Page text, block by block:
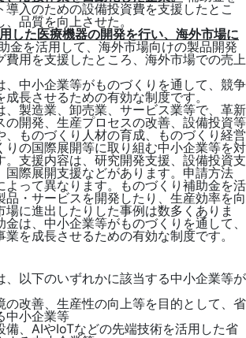
導入のための設備投資費を支援したとこ
、品質を向上させた。
した医療機器の開発を行い、海外市場に
金を活用して、海外市場向けの製品開発
費用を支援したところ、海外市場での売上
、中小企業等がものづくりを通して、競争
長させるための有効な制度です。
、製造業、卸売業、サービス業等で、革新
の開発、生産プロセスの改善、設備投資等
、ものづくり人材の育成、ものづくり経営
りの国際展開等に取り組む中小企業等を対
。支援内容は、研究開発支援、設備投資支
国際展開支援などがあります。申請方法
よって異なります。ものづくり補助金を活
品・サービスを開発したり、生産効率を向
場に進出したりした事例は数多くありま
は、中小企業等がものづくりを通して、
を成長させるための有効な制度です。
、以下のいずれかに該当する中小企業等が
の改善、生産性の向上等を目的として、省
中小企業等
備、AIやIoTなどの先端技術を活用した省